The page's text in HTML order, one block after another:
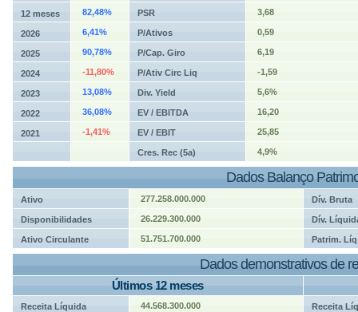
12 meses 82,48% PSR 3,68
2026 6,41% P/Ativos 0,59
2025 90,78% P/Cap. Giro 6,19
2024 -11,80% P/Ativ Circ Liq -1,59
2023 13,08% Div. Yield 5,6%
2022 36,08% EV / EBITDA 16,20
2021 -1,41% EV / EBIT 25,85
Cres. Rec (5a) 4,9%
Dados Balanço
Ativo 277.258.000.000 Dív. Bruta
Disponibilidades 26.229.300.000 Dív.
Ativo Circulante 51.751.700.000 Patrim. Líq
Dados demonstrativos de
Últimos 12 meses
Receita Líquida 44.568.300.000 Receita